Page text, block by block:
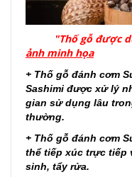
"Thố gỗ được
ảnh minh họa
+ Thố gỗ đánh cơm
Sashimi được xử lý
gian sử dụng lâu
thường.
+ Thố gỗ đánh cơm
thể tiếp xúc trực tiếp
sinh, tẩy rửa.